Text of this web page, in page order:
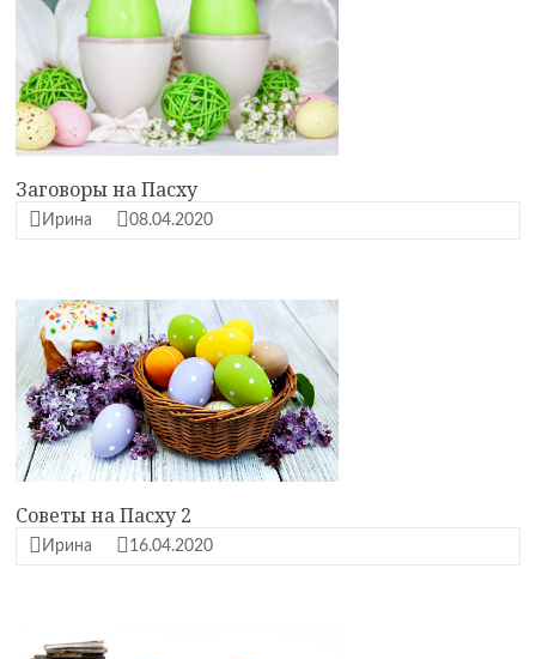
Заговоры на Пасху
Ирина 08.04.2020
Советы на Пасху 2
Ирина 16.04.2020